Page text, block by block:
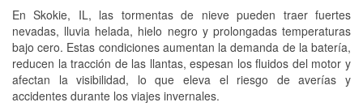
En Skokie, IL, las tormentas de nieve pueden traer fuertes
nevadas, lluvia helada, hielo negro y prolongadas temperaturas
bajo cero. Estas condiciones aumentan la demanda de la batería,
reducen la tracción de las llantas, espesan los fluidos del motor y
afectan la visibilidad, lo que eleva el riesgo de averías y
accidentes durante los viajes invernales.
Programa de Préstamo de
Herramientas
Rectificación de tambores y discos de
freno